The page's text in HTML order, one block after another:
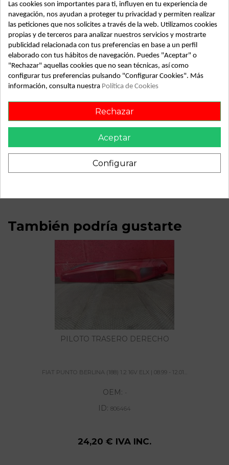
Tipo vehículo
Turismo
Almacén
49349
SubAlmacén
357
SubSubAlmacén
100028862
ID: 805419
Recambio de retrovisor izquierdo para fiat punto berlina
(188) 1.2 16v elx | 08.99 - 12.01 1.2 16v elx | 08.99 - 12.01
referencia OEM IAM MANUAL
También podría gustarte
PILOTO TRASERO DERECHO
FIAT PUNTO BERLINA (188) 1.2 16V ELX | 08.99 - 12.01...
OEM: -
ID: 806464
24,20 € IVA INC.
Las cookies son importantes para ti, influyen en tu experiencia de
navegación, nos ayudan a proteger tu privacidad y permiten realizar
las peticiones que nos solicites a través de la web. Utilizamos cookies
propias y de terceros para analizar nuestros servicios y mostrarte
publicidad relacionada con tus preferencias en base a un perfil
elaborado con tus hábitos de navegación. Puedes "Aceptar" o
"Rechazar" aquellas cookies que no sean técnicas, así como
configurar tus preferencias pulsando "Configurar Cookies". Más
información, consulta nuestra Política de Cookies
Rechazar
Aceptar
Configurar